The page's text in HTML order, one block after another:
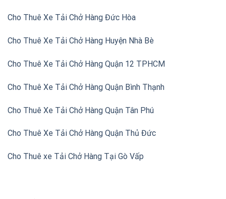
Cho Thuê Xe Tải Chở Hàng Đức Hòa
Cho Thuê Xe Tải Chở Hàng Huyện Nhà Bè
Cho Thuê Xe Tải Chở Hàng Quận 12 TPHCM
Cho Thuê Xe Tải Chở Hàng Quận Bình Thạnh
Cho Thuê Xe Tải Chở Hàng Quận Tân Phú
Cho Thuê Xe Tải Chở Hàng Quận Thủ Đức
Cho Thuê xe Tải Chở Hàng Tại Gò Vấp